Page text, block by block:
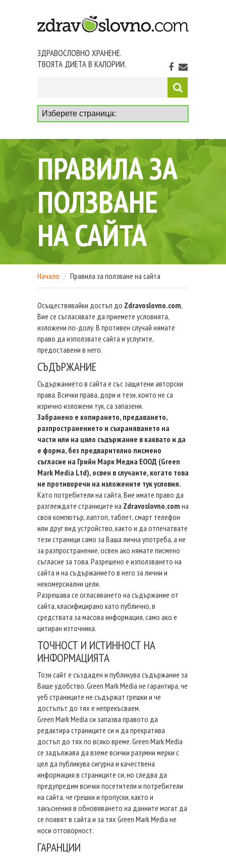
ЗДРАВОСЛОВНО ХРАНЕНЕ.
ТВОЯТА ДИЕТА В КАЛОРИИ.
ПРАВИЛА ЗА
ПОЛЗВАНЕ
НА САЙТА
Начало Правила за ползване на сайта
Осъществявайки достъп до Zdravoslovno.com,
Вие се съгласявате да приемете условията,
изложени по-долу. В противен случай нямате
право да използвате сайта и услугите,
предоставени в него.
СЪДЪРЖАНИЕ
Съдържанието в сайта е със защитени авторски
права. Всички права, дори и тези, които не са
изрично изложени тук, са запазени.
Забранено е копирането, предаването,
разпространението и съхраняването на
части или на цяло съдържание в каквато и да
е форма, без предварително писмено
съгласие на Грийн Марк Медиа ЕООД (Green
Mark Media Ltd), освен в случаите, когато това
не противоречи на изложените тук условия.
Като потребители на сайта, Вие имате право да
разглеждате страниците на Zdravoslovno.com на
своя компютър, лаптоп, таблет, смарт телефон
или друг вид устройство, както и да отпечатвате
тези страници само за Ваша лична употреба, а не
за разпространение, освен ако нямате писмено
съгласие за това. Разрешено е използването на
сайта и на съдържанието в него за лични и
некомерсиални цели.
Разрешава се огласяването на съдържание от
сайта, класифицирано като публично, в
средствата за масова информация, само ако е
цитиран източника.
ТОЧНОСТ И ИСТИННОСТ НА
ИНФОРМАЦИЯТА
Този сайт е създаден и публикува съдържание за
Ваше удобство. Green Mark Media не гарантира, че
уеб страниците не съдържат грешки и че
достъпът до тях е непрекъсваем.
Green Mark Media си запазва правото да
редактира страниците си и да прекратява
достъп до тях по всяко време. Green Mark Media
се задължава да вземе всички разумни мерки с
цел да публикува сигурна и качествена
информация в страниците си, но следва да
предупредим всички посетители и потребители
на сайта, че грешки и пропуски, както и
закъснения в обновяването на данните могат да
се появят в сайта и за тях Green Mark Media не
носи отговорност.
ГАРАНЦИИ